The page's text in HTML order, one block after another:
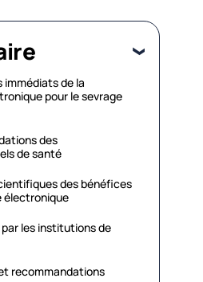
immédiats de la
pour le sevrage
des
de santé
des bénéfices
électronique
les institutions de
recommandations